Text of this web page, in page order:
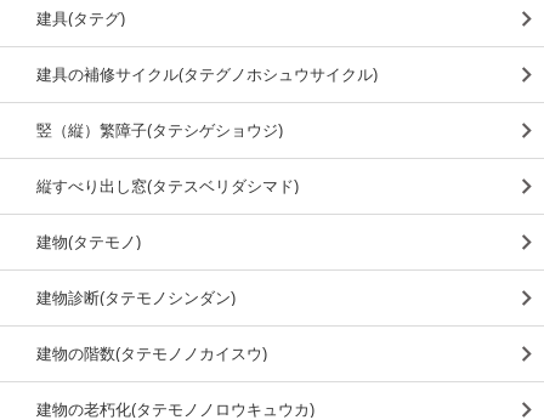
建具(タテグ)
建具の補修サイクル(タテグノホシュウサイクル)
竪（縦）繁障子(タテシゲショウジ)
縦すべり出し窓(タテスベリダシマド)
建物(タテモノ)
建物診断(タテモノシンダン)
建物の階数(タテモノノカイスウ)
建物の老朽化(タテモノノロウキュウカ)